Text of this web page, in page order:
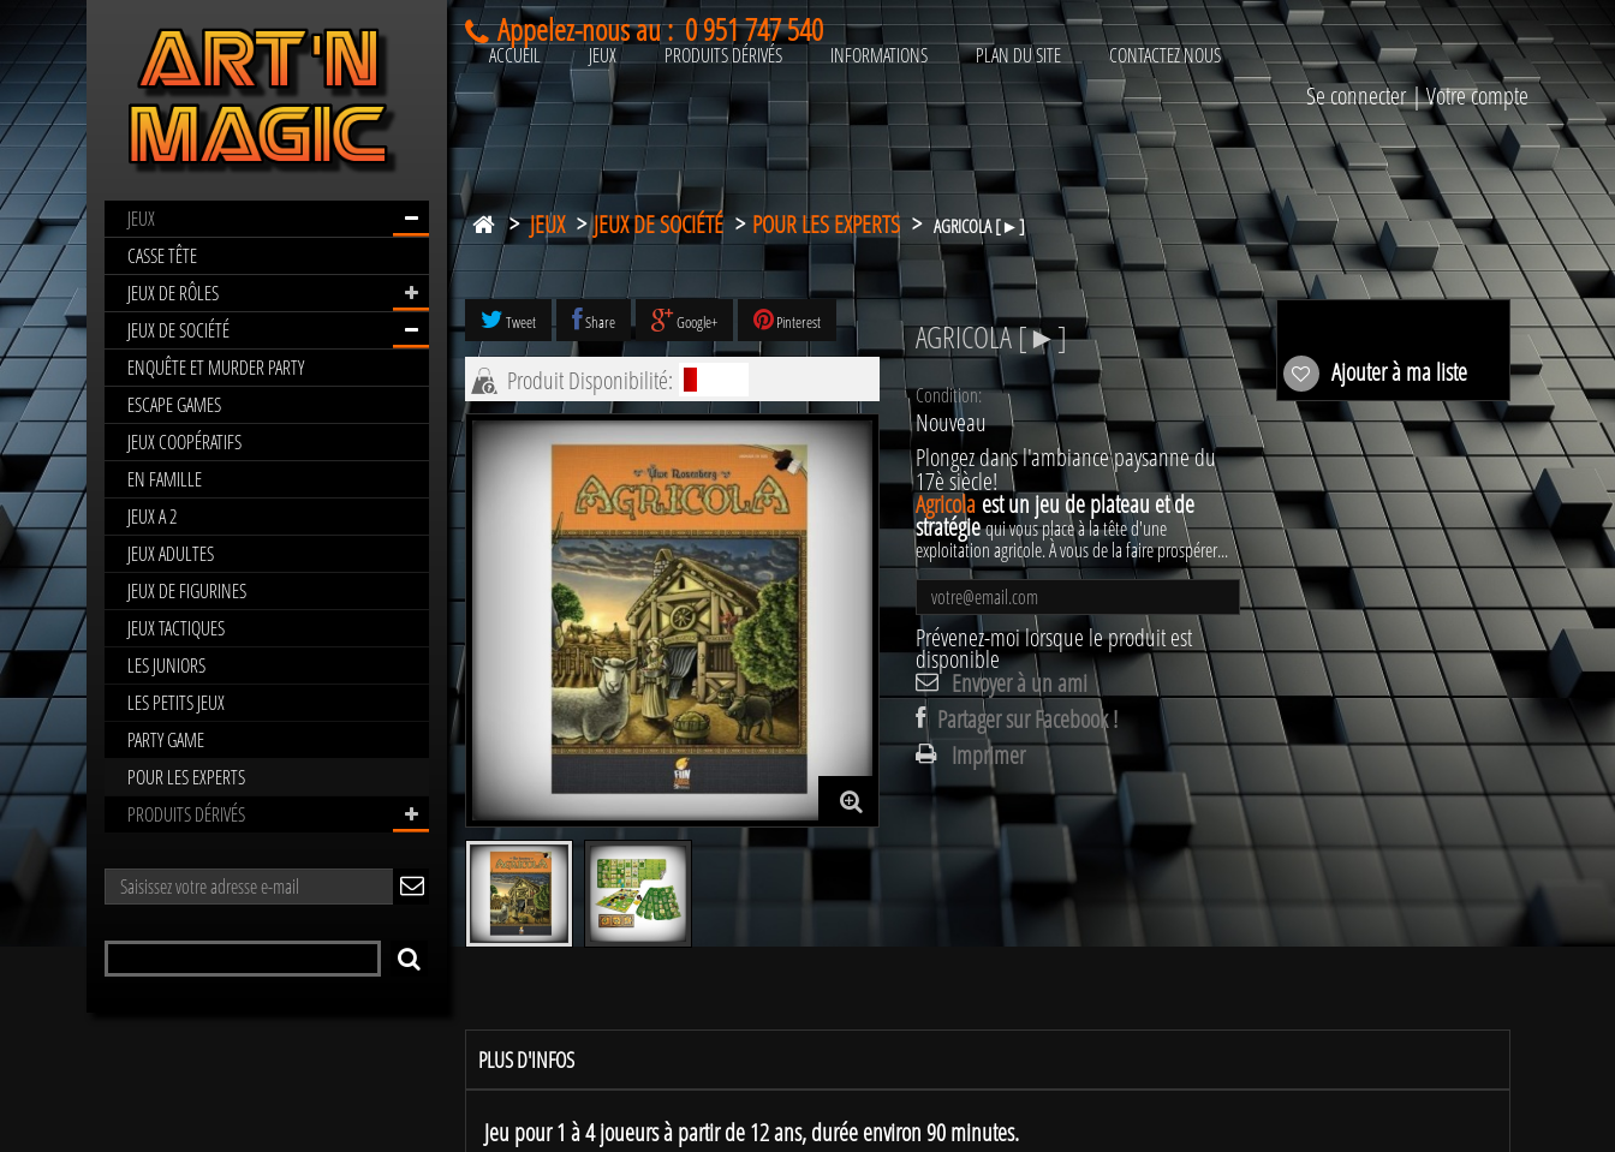
POUR
LES
EXPERTS
JEUX
CASSE TÊTE
JEUX DE RÔLES
JEUX DE SOCIÉTÉ
ENQUÊTE ET MURDER PARTY
ESCAPE GAMES
JEUX COOPÉRATIFS
EN FAMILLE
JEUX A 2
JEUX ADULTES
JEUX DE FIGURINES
JEUX TACTIQUES
LES JUNIORS
LES PETITS JEUX
PARTY GAME
POUR LES EXPERTS
PRODUITS DÉRIVÉS
LETTRE
Rechercher
un
Appelez-nous au : 0 951 747 540
ACCUEIL JEUX PRODUITS DÉRIVÉS INFORMATIONS PLAN DU SITE CONTACTEZ NOUS
Se connecter|Votre compte
> JEUX > JEUX DE SOCIÉTÉ > POUR LES EXPERTS > AGRICOLA [►]
Tweet Share Google+ Pinterest
Produit Disponibilité:
AGRICOLA [►]
Condition:
Nouveau
Plongez dans l'ambiance paysanne du
17è siècle!
Agricola est un jeu de plateau et de
stratégiequi vous place à la tête d'une
exploitation agricole. À vous de la faire prospérer...
Prévenez-moi lorsque le produit est
disponible
Envoyer à un ami
Partager sur Facebook !
Imprimer
Ajouter à ma liste
PLUS D'INFOS
Jeu pour 1 à 4 joueurs à partir de 12 ans, durée environ 90 minutes.